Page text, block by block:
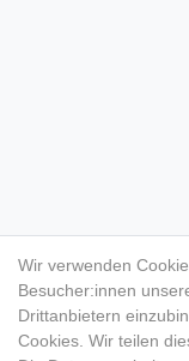
Wir verwenden
Besucher:innen
Drittanbietern
Cookies. Wir teilen